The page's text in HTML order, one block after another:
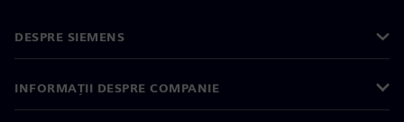
DESPRE SIEMENS
INFORMAȚII DESPRE COMPANIE